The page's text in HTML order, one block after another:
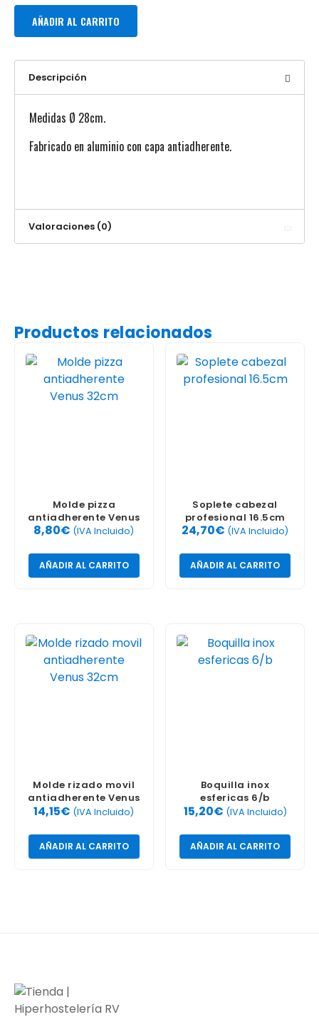
AÑADIR AL CARRITO
Descripción
Medidas Ø 28cm.
Fabricado en aluminio con capa antiadherente.
Valoraciones (0)
Productos relacionados
Molde pizza
antiadherente Venus
32cm
8,80€ (IVA Incluido)
AÑADIR AL CARRITO
Soplete cabezal
profesional 16.5cm
24,70€ (IVA Incluido)
AÑADIR AL CARRITO
Molde rizado movil
antiadherente Venus
32cm
14,15€ (IVA Incluido)
AÑADIR AL CARRITO
Boquilla inox
esfericas 6/b
15,20€ (IVA Incluido)
AÑADIR AL CARRITO